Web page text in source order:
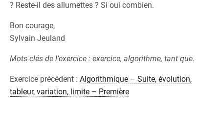
? Reste-il des allumettes ? Si oui combien.
Bon courage,
Sylvain Jeuland
Mots-clés de l’exercice : exercice, algorithme, tant que.
Exercice précédent : Algorithmique – Suite, évolution,
tableur, variation, limite – Première